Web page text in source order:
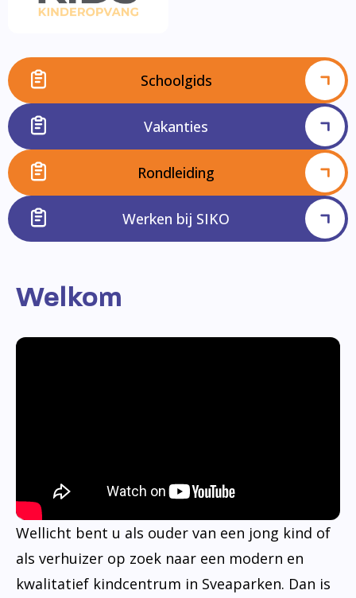
Schoolgids
Vakanties
Rondleiding
Werken bij SIKO
Welkom
Wellicht bent u als ouder van een jong kind of
als verhuizer op zoek naar een modern en
kwalitatief kindcentrum in Sveaparken. Dan is